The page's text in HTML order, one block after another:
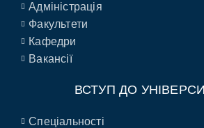
Адміністрація
Факультети
Кафедри
Вакансії
ВСТУП ДО
Спеціальності